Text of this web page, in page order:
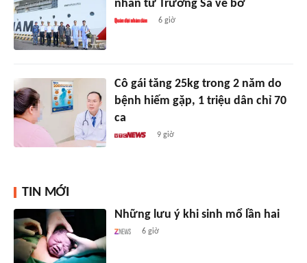
nhân từ Trường Sa về bờ
6 giờ
Cô gái tăng 25kg trong 2 năm do
bệnh hiếm gặp, 1 triệu dân chỉ 70
ca
9 giờ
TIN MỚI
Những lưu ý khi sinh mổ lần hai
6 giờ